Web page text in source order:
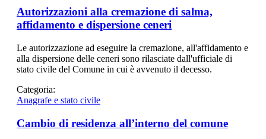
Autorizzazioni alla cremazione di salma,
affidamento e dispersione ceneri
Le autorizzazione ad eseguire la cremazione, all'affidamento e
alla dispersione delle ceneri sono rilasciate dall'ufficiale di
stato civile del Comune in cui è avvenuto il decesso.
Categoria:
Anagrafe e stato civile
Cambio di residenza all’interno del comune